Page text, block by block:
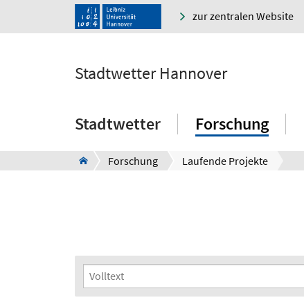
zur zentralen Website
Stadtwetter Hannover
Stadtwetter Forschung
Forschung Laufende Projekte